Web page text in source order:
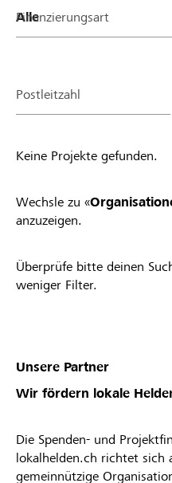
Finanzierungsart
Postleitzahl
Keine Projekte gefunden.
Wechsle zu «
anzuzeigen.
Überprüfe bitte deinen
weniger Filter.
Unsere Partner
Wir fördern lokale
Die Spenden- und
lokalhelden.ch richtet sich
gemeinnützige